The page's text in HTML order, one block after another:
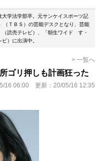
学法学部卒。元サンケイスポーツ記
ＴＢＳ）の芸能デスクとなり、芸能
読売テレビ）、「朝生ワイド す・
）に出演中。
> 一覧へ
ゴリ押しも計画狂った
16 06:00 更新： 20/05/16 12:35